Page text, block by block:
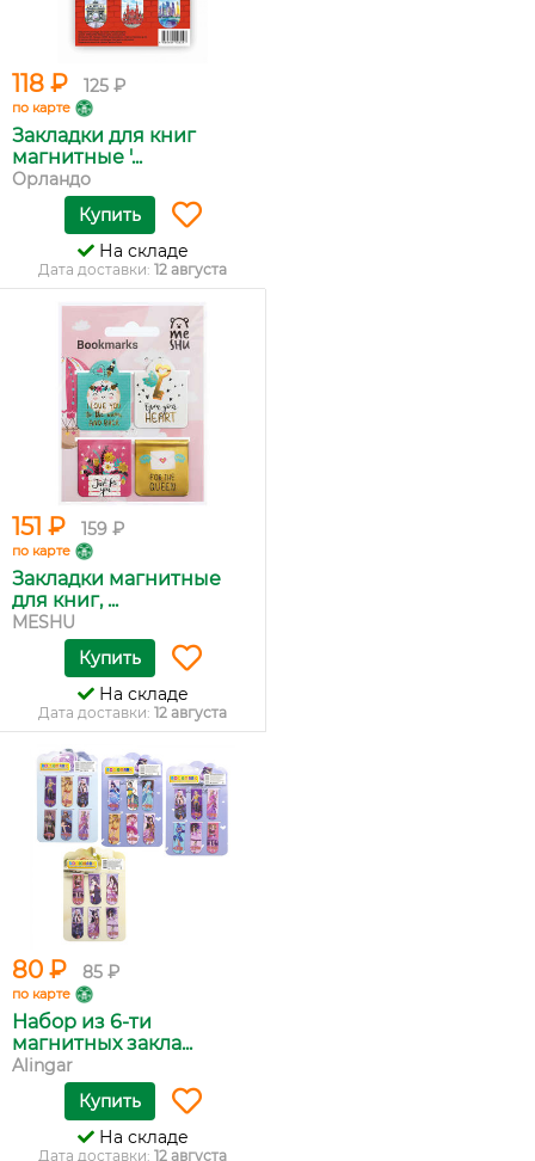
118 ₽ 125 ₽
по карте
Закладки для книг
магнитные '...
Орландо
Купить
На складе
Дата доставки: 12 августа
151 ₽ 159 ₽
по карте
Закладки магнитные
для книг, ...
MESHU
Купить
На складе
Дата доставки: 12 августа
80 ₽ 85 ₽
по карте
Набор из 6-ти
магнитных закла...
Alingar
Купить
На складе
Дата доставки: 12 августа